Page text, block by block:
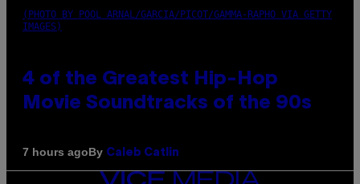
(PHOTO BY POOL ARNAL/GARCIA/PICOT/GAMMA-RAPHO VIA GETTY
IMAGES)
4 of the Greatest Hip-Hop
Movie Soundtracks of the 90s
7 hours agoBy Caleb Catlin
VICE